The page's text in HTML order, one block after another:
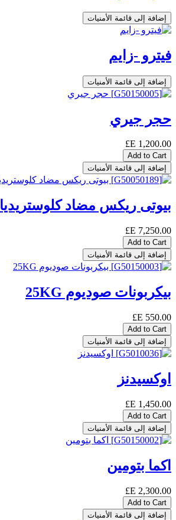
إضافة إلى قائمة الأمنيات
فيترو -زايم
إضافة إلى قائمة الأمنيات
حجر جيري
1,200.00
Add to Cart
إضافة إلى قائمة الأمنيات
بيوتى ريكس مضاد كلوستريديا
7,250.00
Add to Cart
إضافة إلى قائمة الأمنيات
بيكربونات صوديوم 25KG
550.00
Add to Cart
إضافة إلى قائمة الأمنيات
اوكسيدنز
1,450.00
Add to Cart
إضافة إلى قائمة الأمنيات
اكما بتومين
2,300.00
Add to Cart
إضافة إلى قائمة الأمنيات